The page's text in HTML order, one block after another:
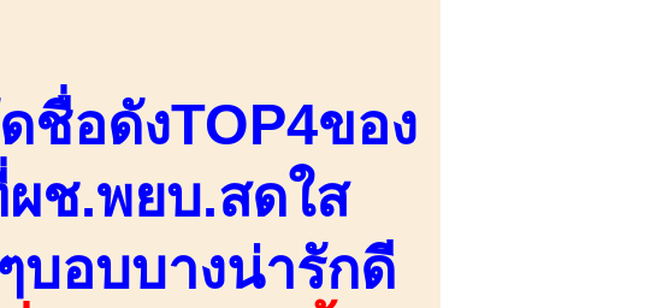
ชื่อดังTOP4ของ
ช.พยบ.สดใส
บอบบางน่ารักดี